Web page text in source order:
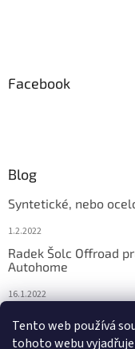
Tento web používá
tohoto webu
Facebook
Blog
Syntetické, nebo
1.2.2022
Radek Šolc Offroad
Autohome
16.1.2022
4.2.2021